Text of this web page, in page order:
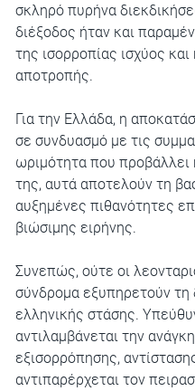
σκληρό πυρήνα
διέξοδος ήταν και
της ισορροπίας ισχύος
αποτροπής.
Για την Ελλάδα, η
σε συνδυασμό με τις
ωριμότητα που
της, αυτά αποτελούν τη
αυξημένες πιθανότητες
βιώσιμης ειρήνης.
Συνεπώς, ούτε οι
σύνδρομα εξυπηρετούν
ελληνικής στάσης.
αντιλαμβάνεται την
εξισορρόπησης,
αντιπαρέρχεται τον